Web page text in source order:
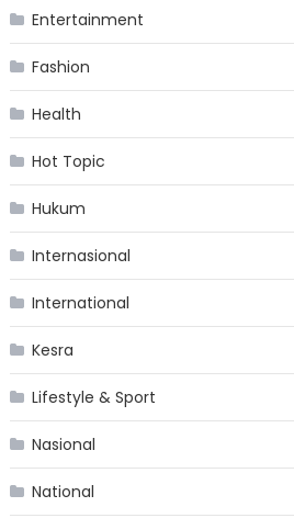
Entertainment
Fashion
Health
Hot Topic
Hukum
Internasional
International
Kesra
Lifestyle & Sport
Nasional
National